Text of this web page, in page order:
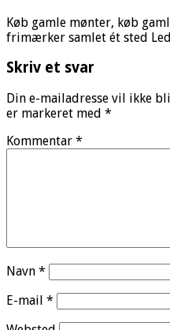
Køb gamle mønter, køb
frimærker samlet ét sted
Skriv et svar
Din e-mailadresse vil ikke
er markeret med *
Kommentar *
Navn *
E-mail *